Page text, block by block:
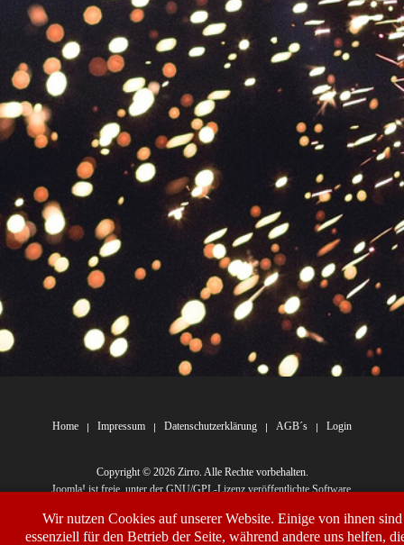
Home Impressum Datenschutzerklärung AGB´s Login
Copyright © 2026 Zirro. Alle Rechte vorbehalten.
Joomla!ist freie, unter derGNU/GPL-Lizenzveröffentlichte Software.
Wir nutzen Cookies auf unserer Website. Einige von ihnen sind
essenziell für den Betrieb der Seite, während andere uns helfen,